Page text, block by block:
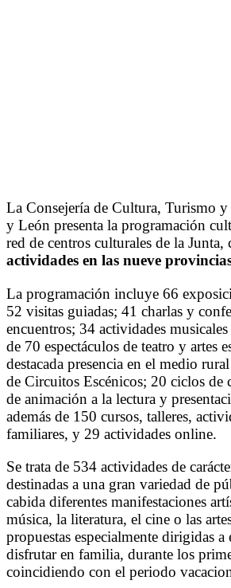
La Consejería de Cultura, Turismo
y León presenta la programación
red de centros culturales de la Junta,
actividades en las nueve
La programación incluye 66
52 visitas guiadas; 41 charlas y
encuentros; 34 actividades
de 70 espectáculos de teatro y artes
destacada presencia en el medio
de Circuitos Escénicos; 20 ciclos de
de animación a la lectura y
además de 150 cursos, talleres,
familiares, y 29 actividades online.
Se trata de 534 actividades de
destinadas a una gran variedad de
cabida diferentes manifestaciones
música, la literatura, el cine o las
propuestas especialmente dirigidas a
disfrutar en familia, durante los
coincidiendo con el periodo